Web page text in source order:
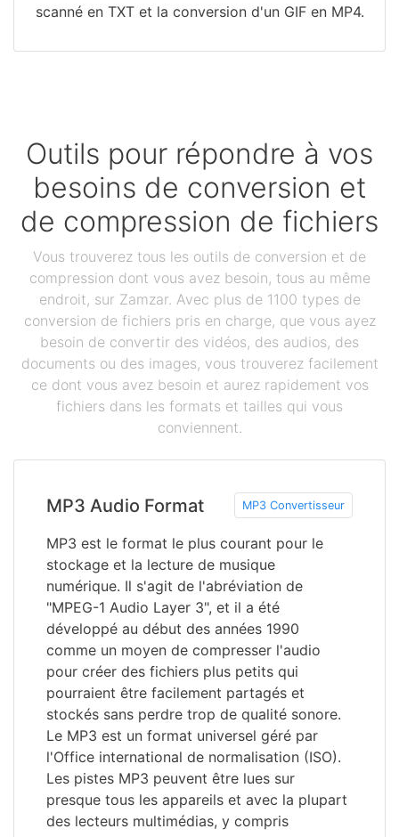
scanné en TXT et la conversion d'un GIF en MP4.
Outils pour répondre à vos
besoins de conversion et
de compression de fichiers
Vous trouverez tous les outils de conversion et de
compression dont vous avez besoin, tous au même
endroit, sur Zamzar. Avec plus de 1100 types de
conversion de fichiers pris en charge, que vous ayez
besoin de convertir des vidéos, des audios, des
documents ou des images, vous trouverez facilement
ce dont vous avez besoin et aurez rapidement vos
fichiers dans les formats et tailles qui vous
conviennent.
MP3 Audio Format MP3 Convertisseur
MP3 est le format le plus courant pour le
stockage et la lecture de musique
numérique. Il s'agit de l'abréviation de
"MPEG-1 Audio Layer 3", et il a été
développé au début des années 1990
comme un moyen de compresser l'audio
pour créer des fichiers plus petits qui
pourraient être facilement partagés et
stockés sans perdre trop de qualité sonore.
Le MP3 est un format universel géré par
l'Office international de normalisation (ISO).
Les pistes MP3 peuvent être lues sur
presque tous les appareils et avec la plupart
des lecteurs multimédias, y compris